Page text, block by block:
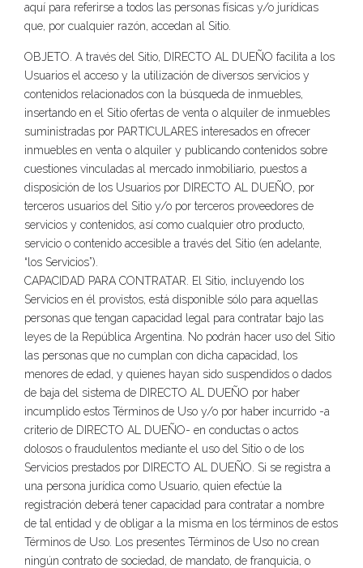
aquí para referirse a todos las personas físicas y/o jurídicas
que, por cualquier razón, accedan al Sitio.
OBJETO. A través del Sitio, DIRECTO AL DUEÑO facilita a los
Usuarios el acceso y la utilización de diversos servicios y
contenidos relacionados con la búsqueda de inmuebles,
insertando en el Sitio ofertas de venta o alquiler de inmuebles
suministradas por PARTICULARES interesados en ofrecer
inmuebles en venta o alquiler y publicando contenidos sobre
cuestiones vinculadas al mercado inmobiliario, puestos a
disposición de los Usuarios por DIRECTO AL DUEÑO, por
terceros usuarios del Sitio y/o por terceros proveedores de
servicios y contenidos, así como cualquier otro producto,
servicio o contenido accesible a través del Sitio (en adelante,
“los Servicios”).
CAPACIDAD PARA CONTRATAR. El Sitio, incluyendo los
Servicios en él provistos, está disponible sólo para aquellas
personas que tengan capacidad legal para contratar bajo las
leyes de la República Argentina. No podrán hacer uso del Sitio
las personas que no cumplan con dicha capacidad, los
menores de edad, y quienes hayan sido suspendidos o dados
de baja del sistema de DIRECTO AL DUEÑO por haber
incumplido estos Términos de Uso y/o por haber incurrido -a
criterio de DIRECTO AL DUEÑO- en conductas o actos
dolosos o fraudulentos mediante el uso del Sitio o de los
Servicios prestados por DIRECTO AL DUEÑO. Si se registra a
una persona jurídica como Usuario, quien efectúe la
registración deberá tener capacidad para contratar a nombre
de tal entidad y de obligar a la misma en los términos de estos
Términos de Uso. Los presentes Términos de Uso no crean
ningún contrato de sociedad, de mandato, de franquicia, o